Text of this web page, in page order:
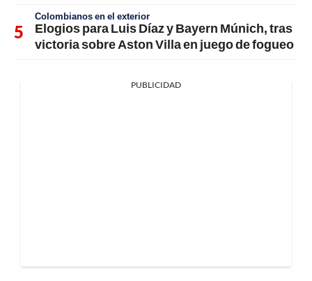
Colombianos en el exterior
Elogios para Luis Díaz y Bayern Múnich, tras
victoria sobre Aston Villa en juego de fogueo
PUBLICIDAD